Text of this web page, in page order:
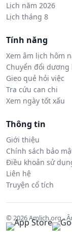
Lịch năm 2026
Lịch tháng 8
Tính năng
Xem âm lịch hôm
Chuyển đổi
Gieo quẻ hỏi việc
Tra cứu can chi
Xem ngày tốt xấu
Thông tin
Giới thiệu
Chính sách bảo
Điều khoản sử
Liên hệ
Truyện cổ tích
© 2026 Amlich.org -